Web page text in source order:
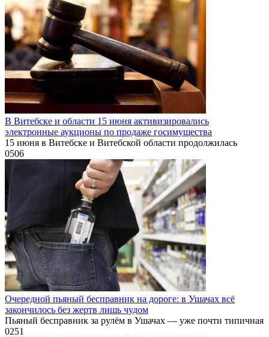
В Витебске и области 15 июня активизировались
электронные аукционы по продаже госимущества
15 июня в Витебске и Витебской области продолжилась
0506
Очередной пьяный бесправник на дороге: в Ушачах всё
закончилось без жертв лишь чудом
Пьяный бесправник за рулём в Ушачах — уже почти типичная
0251